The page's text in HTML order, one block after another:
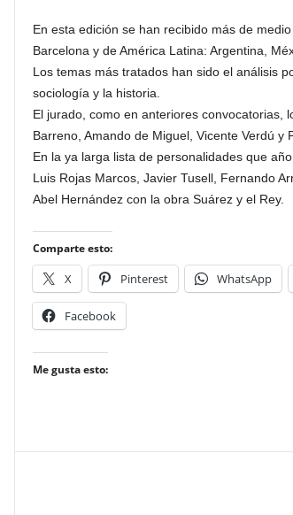
En esta edición se han recibido más de
Barcelona y de América Latina: Argentina,
Los temas más tratados han sido el análisis
sociología y la historia.
El jurado, como en anteriores convocatorias,
Barreno, Amando de Miguel, Vicente Verdú y
En la ya larga lista de personalidades que
Luis Rojas Marcos, Javier Tusell, Fernando
Abel Hernández con la obra Suárez y el Rey.
Comparte esto:
X Pinterest WhatsApp
Facebook
Me gusta esto: